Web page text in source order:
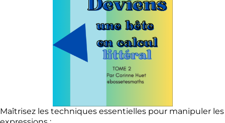
Maîtrisez les techniques essentielles pour manipuler les